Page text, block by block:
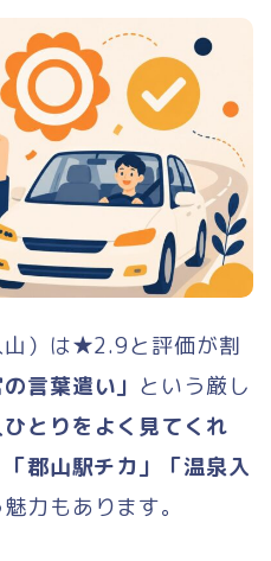
山）は★2.9と評価が割
言葉遣い」 という厳し
ひとりをよく見てくれ
郡山駅チカ」「温泉入
力もあります。
ホーム
ランキング
免許 総合ランキング
大型二輪
小型二輪